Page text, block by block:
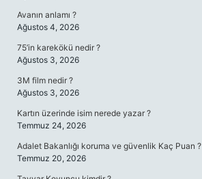
Avanın anlamı ?
Ağustos 4, 2026
75’in karekökü nedir ?
Ağustos 3, 2026
3M film nedir ?
Ağustos 3, 2026
Kartın üzerinde isim nerede yazar ?
Temmuz 24, 2026
Adalet Bakanlığı koruma ve güvenlik Kaç Puan ?
Temmuz 20, 2026